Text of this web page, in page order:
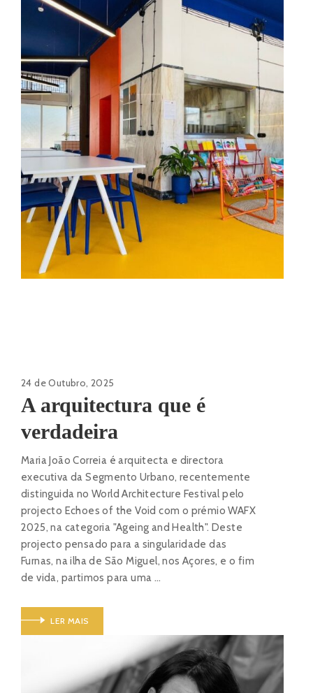
24 de Outubro, 2025
A arquitectura que é
verdadeira
Maria João Correia é arquitecta e directora
executiva da Segmento Urbano, recentemente
distinguida no World Architecture Festival pelo
projecto Echoes of the Void com o prémio WAFX
2025, na categoria "Ageing and Health". Deste
projecto pensado para a singularidade das
Furnas, na ilha de São Miguel, nos Açores, e o fim
de vida, partimos para uma …
LER MAIS